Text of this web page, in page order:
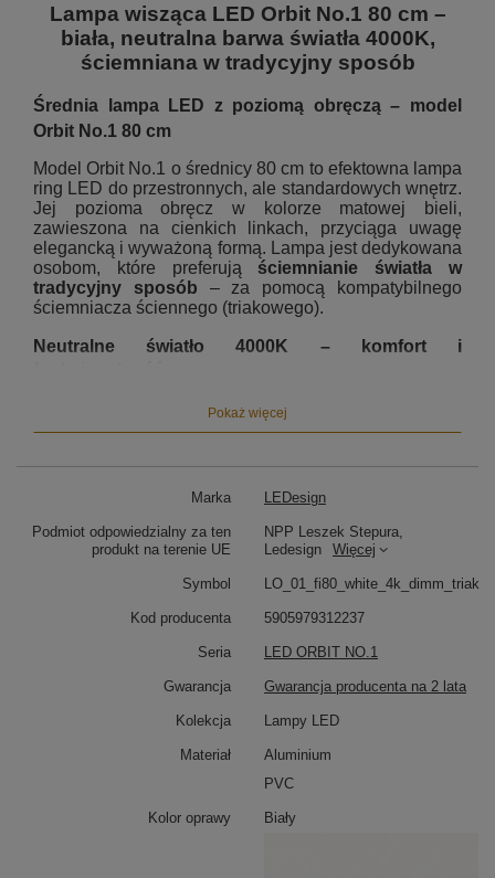
Lampa wisząca LED Orbit No.1 80 cm –
biała, neutralna barwa światła 4000K,
ściemniana w tradycyjny sposób
Średnia lampa LED z poziomą obręczą – model
Orbit No.1 80 cm
Model Orbit No.1 o średnicy 80 cm to efektowna lampa
ring LED do przestronnych, ale standardowych wnętrz.
Jej pozioma obręcz w kolorze matowej bieli,
zawieszona na cienkich linkach, przyciąga uwagę
elegancką i wyważoną formą. Lampa jest dedykowana
osobom, które preferują ściemnianie światła w
tradycyjny sposób – za pomocą kompatybilnego
ściemniacza ściennego (triakowego).
Neutralne światło 4000K – komfort i
Barwa światła 4000K zapewnia naturalne oświetlenie
sprzyjające koncentracji i codziennym czynnościom.
liczy się wyrazistość i równowaga światła.
Lampa LED do jadalni, kuchni i salonu
Dzięki średnicy 80 cm, model Orbit No.1 świetnie
spełni swoją funkcję jako:
równomierne i efektowne oświetlenie
funkcjonalność i styl
Lampa sufitowa do przestronnego salonu
–
wyrazisty punkt świetlny
LED SMD2835, zapewniającą rozproszone i
Pokaż więcej
Marka LEDesign
Podmiot odpowiedzialny za ten
produkt na terenie UE
NPP Leszek Stepura,
Ledesign
Więcej
Symbol LO_01_fi80_white_4k_dimm_triak
Kod producenta 5905979312237
Seria LED ORBIT NO.1
Gwarancja Gwarancja producenta na 2 lata
Kolekcja Lampy LED
Materiał
Aluminium
PVC
Kolor oprawy Biały